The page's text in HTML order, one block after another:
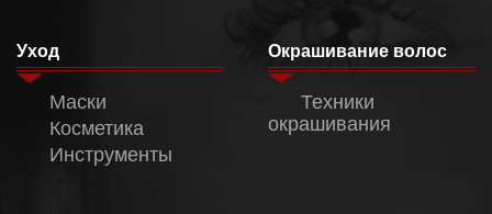
Уход
Маски
Косметика
Инструменты
Окрашивание волос
Техники
окрашивания